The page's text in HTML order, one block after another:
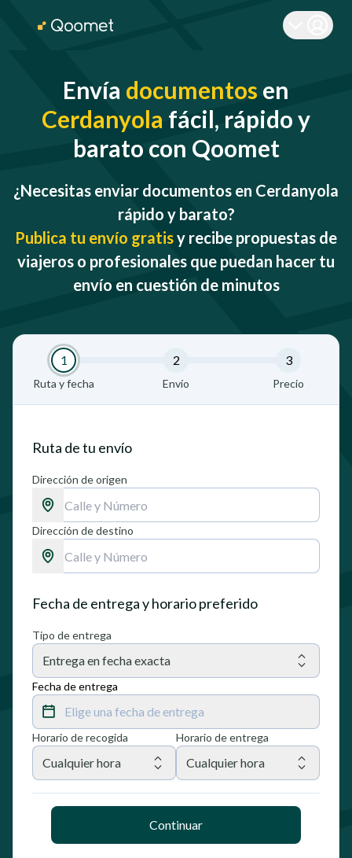
Envía documentos en
Cerdanyola fácil, rápido y
barato con Qoomet
¿Necesitas enviar documentos en Cerdanyola
rápido y barato?
Publica tu envío gratisy recibe propuestas de
viajeros o profesionales que puedan hacer tu
envío en cuestión de minutos
1
Ruta y fecha
2
Envío
3
Precio
Ruta de tu envío
Dirección de origen
Dirección de destino
Fecha de entrega y horario preferido
Tipo de entrega
Entrega en fecha exacta
Fecha de entrega
Elige una fecha de entrega
Horario de recogida
Cualquier hora
Horario de entrega
Cualquier hora
Continuar